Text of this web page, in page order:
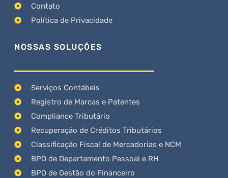
Contato
Política de Privacidade
NOSSAS SOLUÇÕES
Serviços Contábeis
Registro de Marcas e Patentes
Compliance Tributário
Recuperação de Créditos Tributários
Classificação Fiscal de Mercadorias e NCM
BPO de Departamento Pessoal e RH
BPO de Gestão do Financeiro